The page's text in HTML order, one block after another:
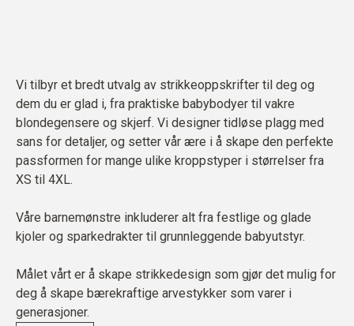
Vi tilbyr et bredt utvalg av strikkeoppskrifter til deg og
dem du er glad i, fra praktiske babybodyer til vakre
blondegensere og skjerf. Vi designer tidløse plagg med
sans for detaljer, og setter vår ære i å skape den perfekte
passformen for mange ulike kroppstyper i størrelser fra
XS til 4XL.
Våre barnemønstre inkluderer alt fra festlige og glade
kjoler og sparkedrakter til grunnleggende babyutstyr.
Målet vårt er å skape strikkedesign som gjør det mulig for
deg å skape bærekraftige arvestykker som varer i
generasjoner.